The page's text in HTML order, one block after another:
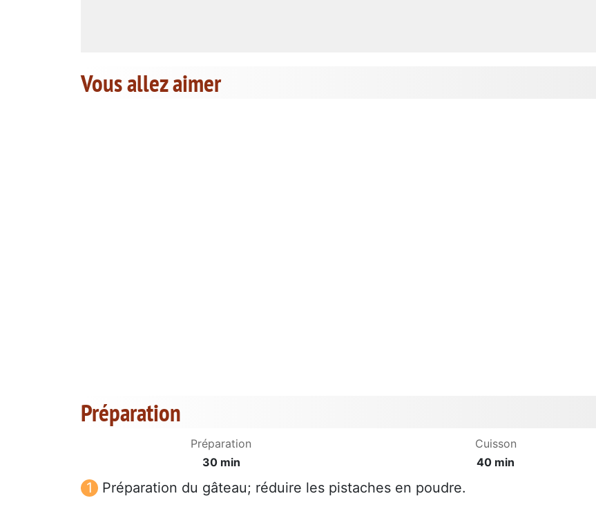
Vous allez aimer
Préparation
Préparation
30 min
Cuisson
40 min
Préparation du gâteau; réduire les pistaches en poudre.